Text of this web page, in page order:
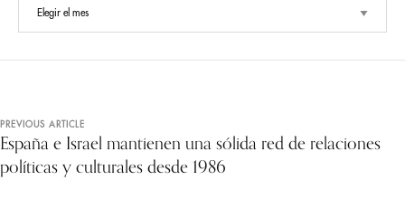
PREVIOUS ARTICLE
España e Israel mantienen una sólida red de relaciones
políticas y culturales desde 1986